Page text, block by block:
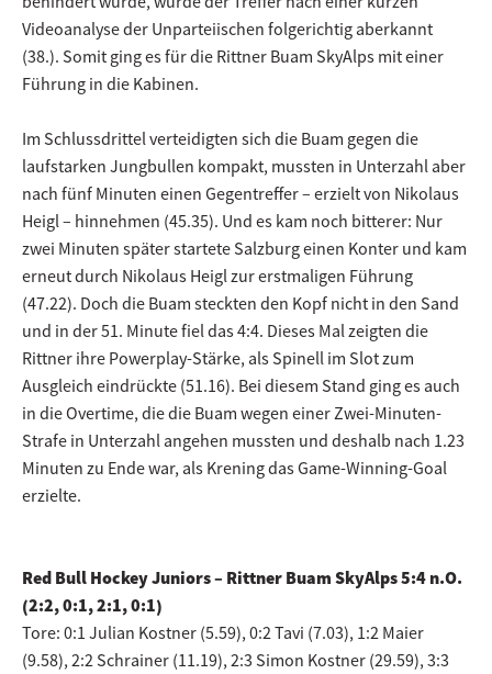
Videoanalyse der Unparteiischen folgerichtig aberkannt
(38.). Somit ging es für die Rittner Buam SkyAlps mit einer
Führung in die Kabinen.
Im Schlussdrittel verteidigten sich die Buam gegen die
laufstarken Jungbullen kompakt, mussten in Unterzahl aber
nach fünf Minuten einen Gegentreffer – erzielt von Nikolaus
Heigl – hinnehmen (45.35). Und es kam noch bitterer: Nur
zwei Minuten später startete Salzburg einen Konter und kam
erneut durch Nikolaus Heigl zur erstmaligen Führung
(47.22). Doch die Buam steckten den Kopf nicht in den Sand
und in der 51. Minute fiel das 4:4. Dieses Mal zeigten die
Rittner ihre Powerplay-Stärke, als Spinell im Slot zum
Ausgleich eindrückte (51.16). Bei diesem Stand ging es auch
in die Overtime, die die Buam wegen einer Zwei-Minuten-
Strafe in Unterzahl angehen mussten und deshalb nach 1.23
Minuten zu Ende war, als Krening das Game-Winning-Goal
erzielte.
Red Bull Hockey Juniors – Rittner Buam SkyAlps 5:4 n.O.
(2:2, 0:1, 2:1, 0:1)
Tore: 0:1 Julian Kostner (5.59), 0:2 Tavi (7.03), 1:2 Maier
(9.58), 2:2 Schrainer (11.19), 2:3 Simon Kostner (29.59), 3:3